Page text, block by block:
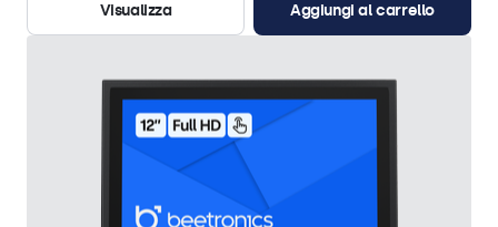
Visualizza
Aggiungi al carrello